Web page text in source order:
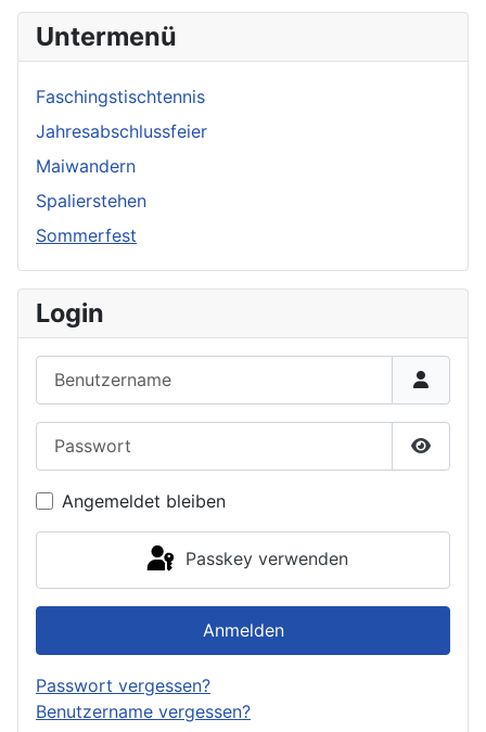
Untermenü
Faschingstischtennis
Jahresabschlussfeier
Maiwandern
Spalierstehen
Sommerfest
Login
Angemeldet bleiben
Passkey verwenden
Anmelden
Passwort vergessen?
Benutzername vergessen?